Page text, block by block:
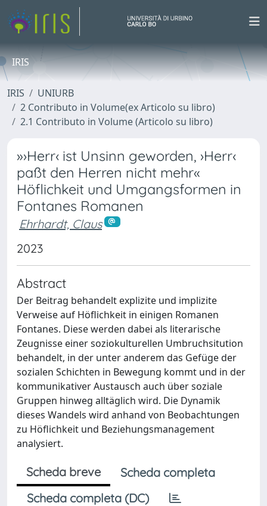
IRIS
IRIS
UNIURB
2 Contributo in Volume(ex Articolo su libro)
2.1 Contributo in Volume (Articolo su libro)
»›Herr‹ ist Unsinn geworden, ›Herr‹
paßt den Herren nicht mehr«
Höflichkeit und Umgangsformen in
Fontanes Romanen
Ehrhardt, Claus
2023
Abstract
Der Beitrag behandelt explizite und implizite
Verweise auf Höflichkeit in einigen Romanen
Fontanes. Diese werden dabei als literarische
Zeugnisse einer soziokulturellen Umbruchsitution
behandelt, in der unter anderem das Gefüge der
sozialen Schichten in Bewegung kommt und in der
kommunikativer Austausch auch über soziale
Gruppen hinweg alltäglich wird. Die Dynamik
dieses Wandels wird anhand von Beobachtungen
zu Höflichkeit und Beziehungsmanagement
analysiert.
Scheda breve
Scheda completa
Scheda completa (DC)